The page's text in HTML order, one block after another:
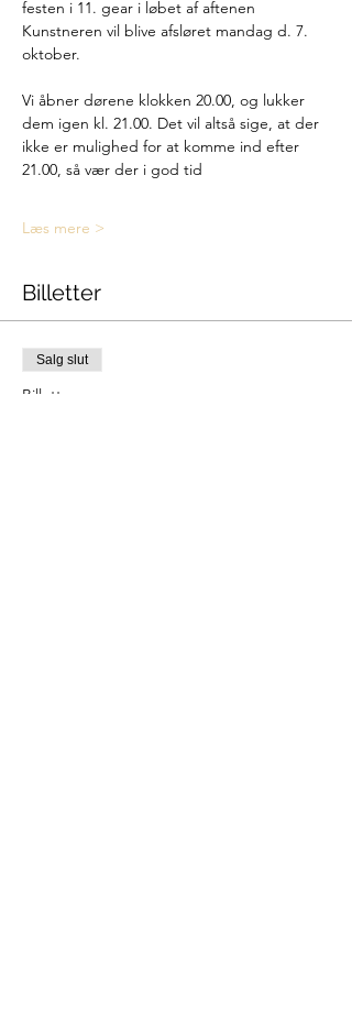
festen i 11. gear i løbet af aftenen
Kunstneren vil blive afsløret mandag d. 7.
oktober.
Vi åbner dørene klokken 20.00, og lukker
dem igen kl. 21.00. Det vil altså sige, at der
ikke er mulighed for at komme ind efter
21.00, så vær der i god tid
Læs mere >
Billetter
Salg slut
Billettype